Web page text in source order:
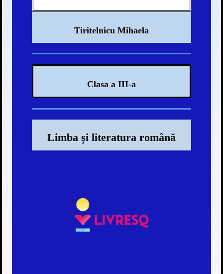
Tiritelnicu Mihaela
Clasa a III-a
Limba și literatura română